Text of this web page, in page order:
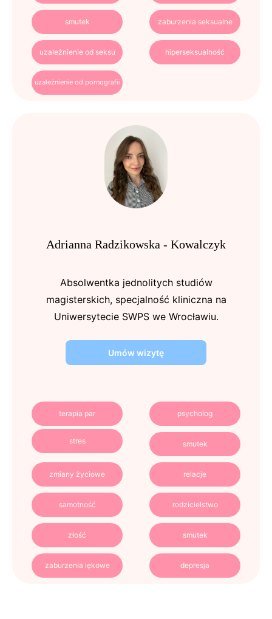
smutek zaburzenia seksualne
uzależnienie od seksu hiperseksualność
uzależnienie od pornografii
Adrianna Radzikowska - Kowalczyk
Absolwentka jednolitych studiów
magisterskich, specjalność kliniczna na
Uniwersytecie SWPS we Wrocławiu.
Umów wizytę
terapia par psycholog
stres smutek
zmiany życiowe relacje
samotność rodzicielstwo
złość smutek
zaburzenia lękowe depresja